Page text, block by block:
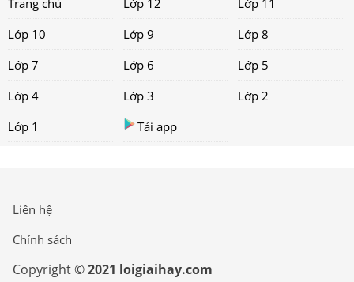
Trang chủ Lớp 12
Lớp 11
Lớp 10
Lớp 9
Lớp 8
Lớp 7
Lớp 6
Lớp 5
Lớp 4
Lớp 3
Lớp 2
Lớp 1
Tải app
Liên hệ
Chính sách
Copyright ©2021 loigiaihay.com